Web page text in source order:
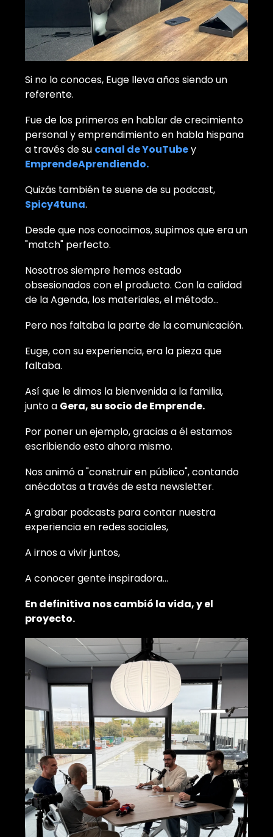
Si no lo conoces, Euge lleva años siendo un
referente.
Fue de los primeros en hablar de crecimiento
personal y emprendimiento en habla hispana
a través de su canal de YouTubey
EmprendeAprendiendo.
Quizás también te suene de su podcast,
Spicy4tuna.
Desde que nos conocimos, supimos que era un
"match" perfecto.
Nosotros siempre hemos estado
obsesionados con el producto. Con la calidad
de la Agenda, los materiales, el método...
Pero nos faltaba la parte de la comunicación.
Euge, con su experiencia, era la pieza que
faltaba.
Así que le dimos la bienvenida a la familia,
junto a Gera, su socio de Emprende.
Por poner un ejemplo, gracias a él estamos
escribiendo esto ahora mismo.
Nos animó a "construir en público", contando
anécdotas a través de esta newsletter.
A grabar podcasts para contar nuestra
experiencia en redes sociales,
A irnos a vivir juntos,
A conocer gente inspiradora...
En definitiva nos cambió la vida, y el
proyecto.